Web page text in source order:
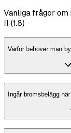
Vanliga frågor
II (1.8)
Varför behöver man
Ingår bromsbelägg